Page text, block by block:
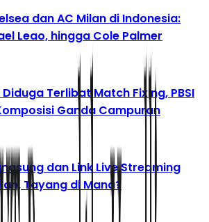
dan AC Milan di Indonesia:
Leao, hingga Cole Palmer
Terlibat Match Fixing, PBSI
Ganda Campuran
dan Link Live Streaming
Tayang di Mana?